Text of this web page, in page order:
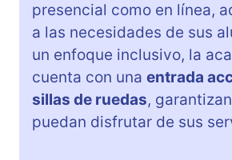
presencial como en línea,
a las necesidades de sus
un enfoque inclusivo, la
cuenta con una entrada
sillas de ruedas,
puedan disfrutar de sus